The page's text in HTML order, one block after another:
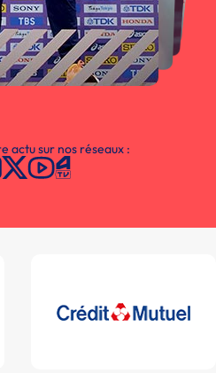
actu sur nos réseaux :